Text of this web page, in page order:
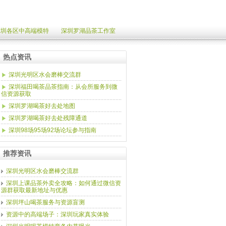
各区中高端模特 深圳罗湖品茶工作室
热点资讯
深圳光明区水会磨棒交流群
深圳福田喝茶品茶指南：从会所服务到微
信资源获取
深圳罗湖喝茶好去处地图
深圳罗湖喝茶好去处残障通道
深圳98场95场92场论坛参与指南
推荐资讯
深圳光明区水会磨棒交流群
深圳上课品茶外卖全攻略：如何通过微信资
源群获取最新地址与优惠
深圳坪山喝茶服务与资源盲测
资源中的高端场子：深圳玩家真实体验